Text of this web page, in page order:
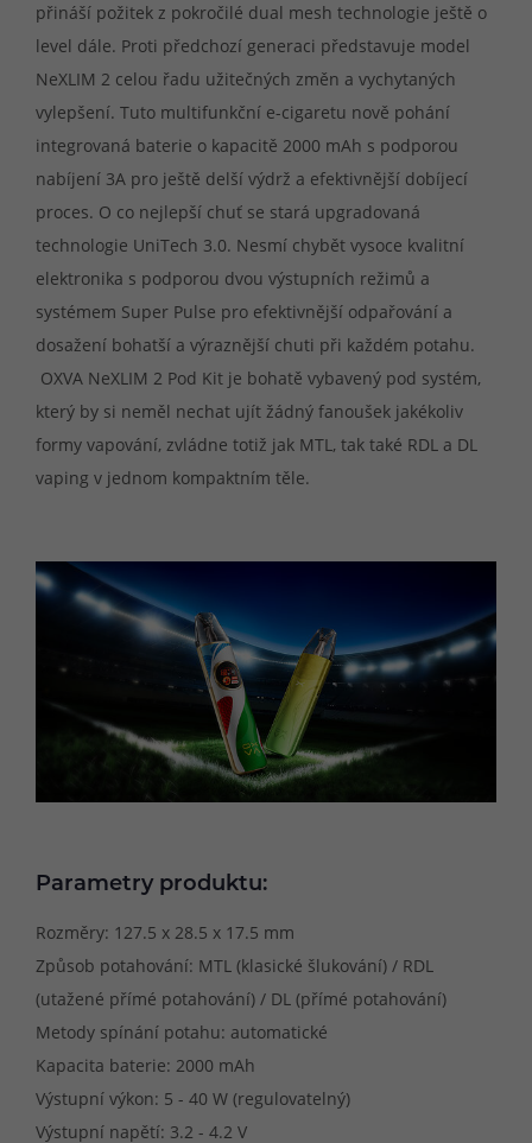
přináší požitek z pokročilé dual mesh technologie ještě o
level dále. Proti předchozí generaci představuje model
NeXLIM 2 celou řadu užitečných změn a vychytaných
vylepšení. Tuto multifunkční e-cigaretu nově pohání
integrovaná baterie o kapacitě 2000 mAh s podporou
nabíjení 3A pro ještě delší výdrž a efektivnější dobíjecí
proces. O co nejlepší chuť se stará upgradovaná
technologie UniTech 3.0. Nesmí chybět vysoce kvalitní
elektronika s podporou dvou výstupních režimů a
systémem Super Pulse pro efektivnější odpařování a
dosažení bohatší a výraznější chuti při každém potahu.
OXVA NeXLIM 2 Pod Kit je bohatě vybavený pod systém,
který by si neměl nechat ujít žádný fanoušek jakékoliv
formy vapování, zvládne totiž jak MTL, tak také RDL a DL
vaping v jednom kompaktním těle.
Parametry produktu:
Rozměry: 127.5 x 28.5 x 17.5 mm
Způsob potahování: MTL (klasické šlukování) / RDL
(utažené přímé potahování) / DL (přímé potahování)
Metody spínání potahu: automatické
Kapacita baterie: 2000 mAh
Výstupní výkon: 5 - 40 W (regulovatelný)
Výstupní napětí: 3.2 - 4.2 V